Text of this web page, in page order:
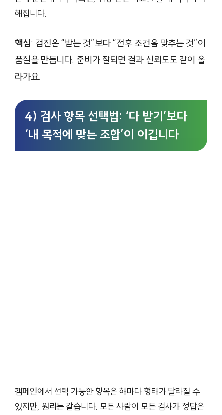
해집니다.
핵심: 검진은 “받는 것”보다 “전후 조건을 맞추는 것”이
품질을 만듭니다. 준비가 잘되면 결과 신뢰도도 같이 올
라가요.
4) 검사 항목 선택법: ‘다 받기’보다
‘내 목적에 맞는 조합’이 이깁니다
캠페인에서 선택 가능한 항목은 해마다 형태가 달라질 수
있지만, 원리는 같습니다. 모든 사람이 모든 검사가 정답은